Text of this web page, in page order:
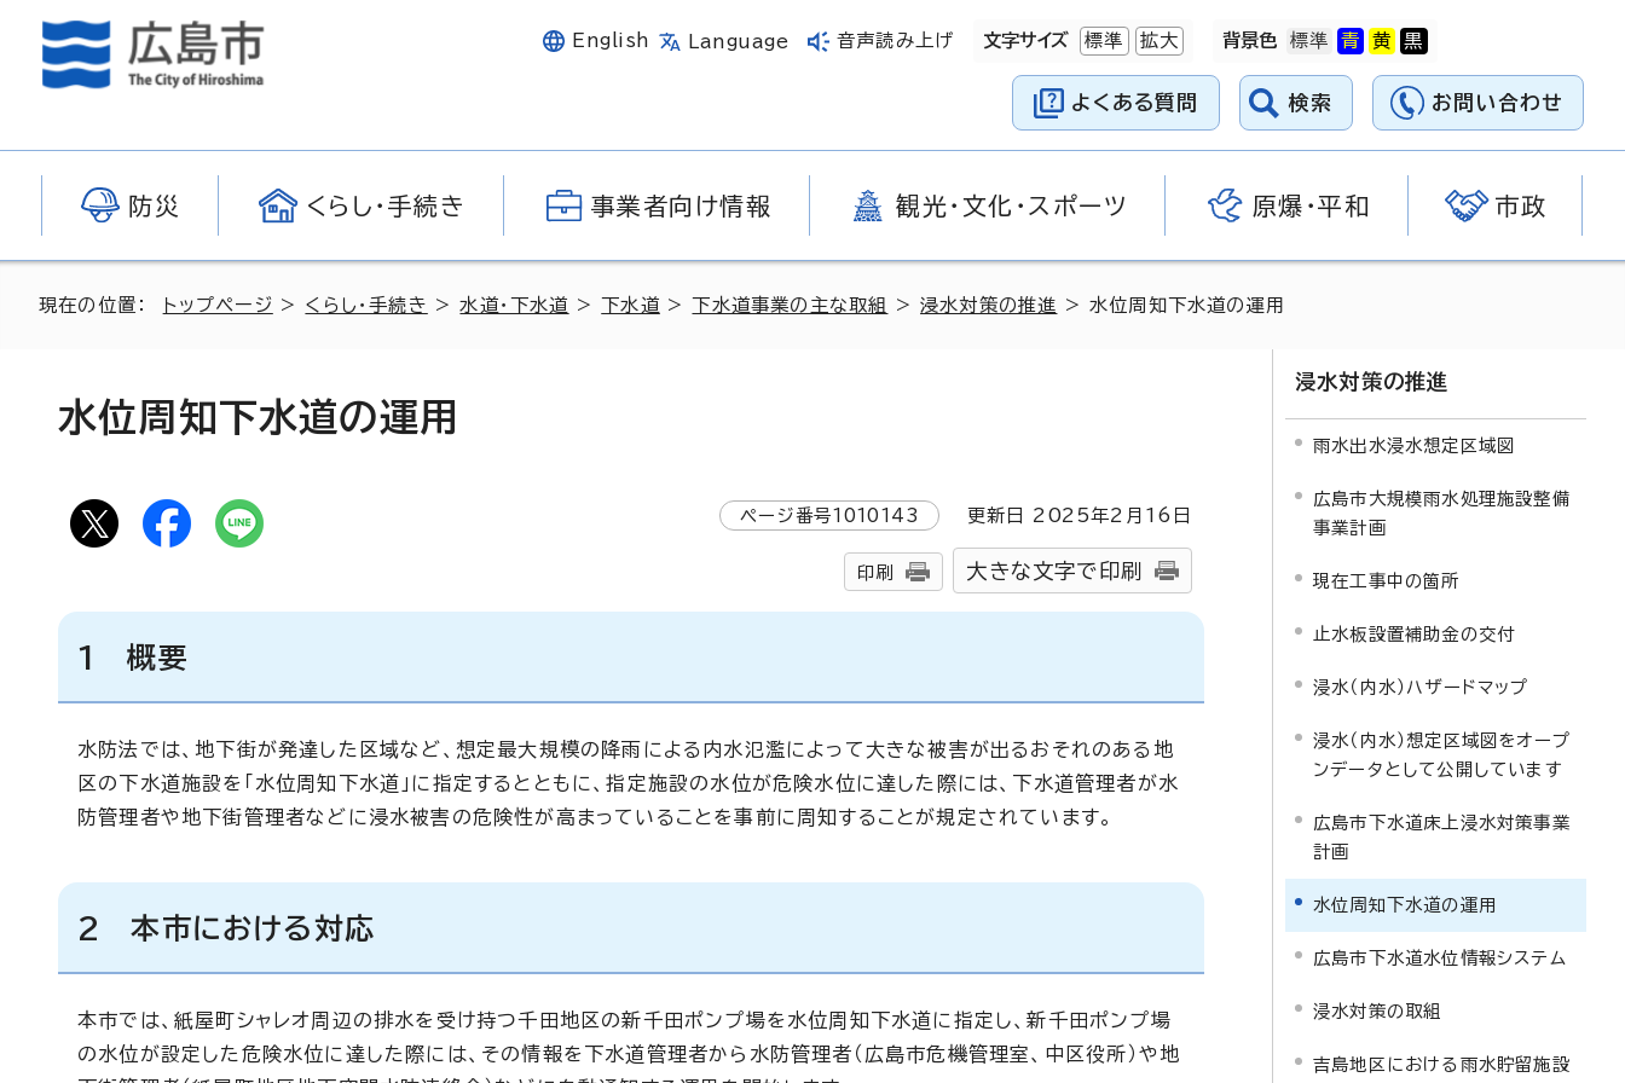
English Language 音声読み上げ 文字サイズ 標準 拡大 背景色
よくある質問 検索 お問い合わせ
防災 くらし・手続き 事業者向け情報 観光・文化・スポーツ 原爆・平和 市政
現在の位置： トップページ > くらし・手続き >水道・下水道 > 下水道 > 下水道事業の主な取組 >浸水対策の推進 > 水位周知下水道の運用
水位周知下水道の運用
ページ番号1010143 更新日 2025年2月 16 日
印刷 大きな文字で印刷
1 概要
水防法では、地下街が発達した区域など、想定最大規模の降雨による内水氾濫によって大きな被害が出るおそれのある地
区の下水道施設を「水位周知下水道」に指定するとともに、指定施設の水位が危険水位に達した際には、下水道管理者が水
防管理者や地下街管理者などに浸水被害の危険性が高まっていることを事前に周知することが規定されています。
2 本市における対応
本市では、紙屋町シャレオ周辺の排水を受け持つ千田地区の新千田ポンプ場を水位周知下水道に指定し、新千田ポンプ場
の水位が設定した危険水位に達した際には、その情報を下水道管理者から水防管理者（広島市危機管理室、中区役所）や地
浸水対策の推進
雨水出水浸水想定区域図
広島市大規模雨水処理施設整備
事業計画
現在工事中の箇所
止水板設置補助金の交付
浸水（内水）ハザードマップ
浸水（内水）想定区域図をオープ
ンデータとして公開しています
広島市下水道床上浸水対策事業
計画
水位周知下水道の運用
広島市下水道水位情報システム
浸水対策の取組
吉島地区における雨水貯留施設